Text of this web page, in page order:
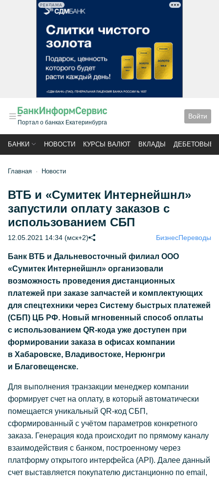
РЕКЛАМА
Портал о банках Екатеринбурга
Войти
БАНКИ НОВОСТИ КУРСЫ ВАЛЮТ ВКЛАДЫ ДЕБЕТОВЫЕ
Главная Новости
ВТБ и «Сумитек Интернейшнл»
запустили оплату заказов с
использованием СБП
12.05.2021 14:34 (мск+2) БизнесПереводы
Банк ВТБ и Дальневосточный филиал ООО
«Сумитек Интернейшнл» организовали
возможность проведения дистанционных
платежей при заказе запчастей и комплектующих
для спецтехники через Систему быстрых платежей
(СБП) ЦБ РФ. Новый мгновенный способ оплаты
с использованием QR-кода уже доступен при
формировании заказа в офисах компании
в Хабаровске, Владивостоке, Нерюнгри
и Благовещенске.
Для выполнения транзакции менеджер компании
формирует счет на оплату, в который автоматически
помещается уникальный QR-код СБП,
сформированный с учётом параметров конкретного
заказа. Генерация кода происходит по прямому каналу
взаимодействия с банком, построенному через
платформу открытого интерфейса (API). Далее данный
счет выставляется покупателю дистанционно по email,